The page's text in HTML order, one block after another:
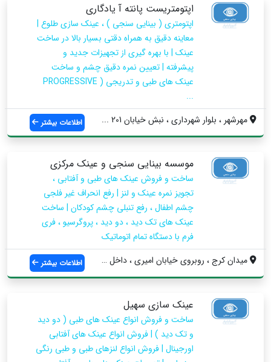
اپتومتریست پانته آ یادگاری
اپتومتری ( بینایی سنجی ) ، عینک سازی طلوع |
معاینه دقیق به همراه دقتی بسیار بالا در ساخت
عینک | با بهره گیری از تجهیزات جدید و
پیشرفته | تعیین نمره دقیق چشم و ساخت
عینک های طبی و تدریجی ( PROGRESSIVE
...
مهرشهر ، بلوار شهرداری ، نبش خیابان 201 ...
اطلاعات بیشتر
موسسه بینایی سنجی و عینک مرکزی
ساخت و فروش عینک های طبی و آفتابی ،
تجویز نمره عینک و لنز | رفع انحراف غیر فلجی
چشم اطفال ، رفع تنبلی چشم کودکان | ساخت
عینک های تک دید ، دو دید ، پروگرسیو ، فری
فرم با دستگاه تمام اتوماتیک
میدان کرج ، روبروی خیابان امیری ، داخل ک...
اطلاعات بیشتر
عینک سازی سهیل
ساخت و فروش انواع عینک های طبی ( دو دید
و تک دید ) | فروش انواع عینک های آفتابی
اورجینال | فروش انواع لنزهای طبی و طبی رنگی